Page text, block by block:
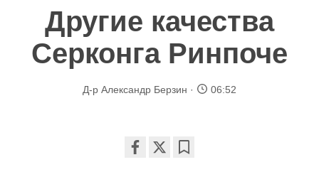
Другие качества
Серконга Ринпоче
Д-р Александр Берзин 06:52